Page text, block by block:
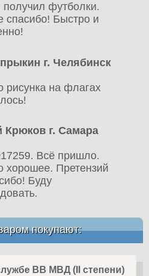
получил футболки.
спасибо! Быстро и
г. Челябинск
рисунка на флагах
Крюков г. Самара
Всё пришло.
хорошее. Претензий
Буду
покупают:
ВВ МВД (II степени)